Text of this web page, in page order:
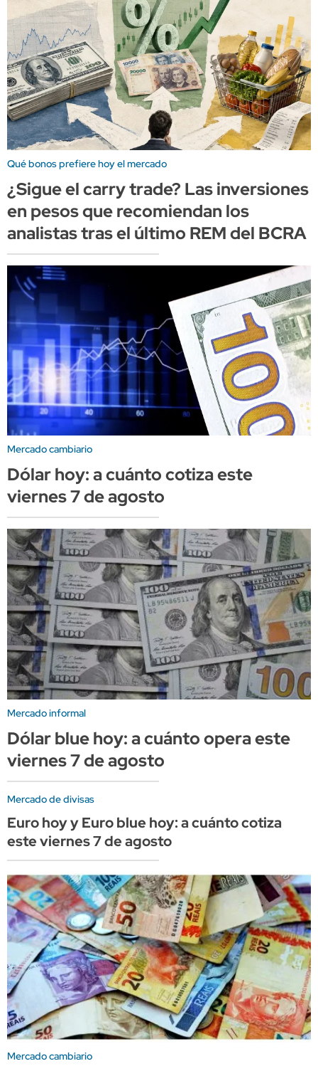
Qué bonos prefiere hoy el mercado
¿Sigue el carry trade? Las inversiones
en pesos que recomiendan los
analistas tras el último REM del BCRA
Mercado cambiario
Dólar hoy: a cuánto cotiza este
viernes 7 de agosto
Mercado informal
Dólar blue hoy: a cuánto opera este
viernes 7 de agosto
Mercado de divisas
Euro hoy y Euro blue hoy: a cuánto cotiza
este viernes 7 de agosto
Mercado cambiario